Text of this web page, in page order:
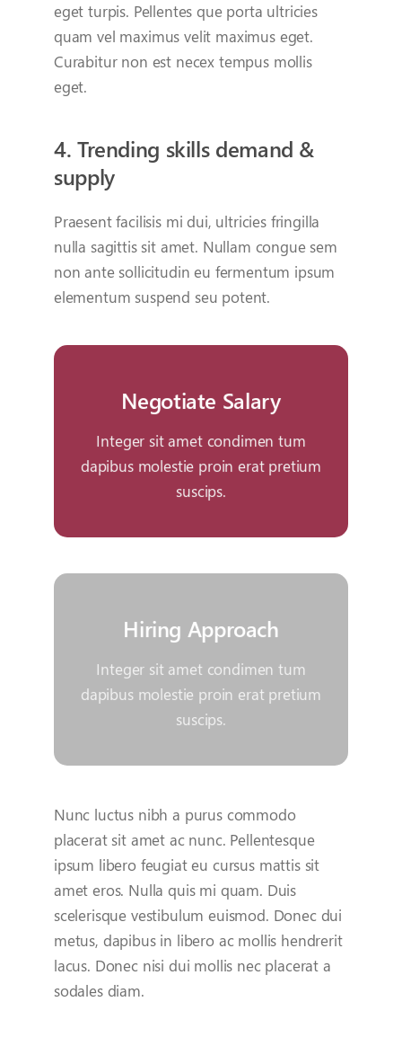
eget turpis. Pellentes que porta ultricies
quam vel maximus velit maximus eget.
Curabitur non est necex tempus mollis
eget.
4. Trending skills demand &
supply
Praesent facilisis mi dui, ultricies fringilla
nulla sagittis sit amet. Nullam congue sem
non ante sollicitudin eu fermentum ipsum
elementum suspend seu potent.
Negotiate Salary
Integer sit amet condimen tum
dapibus molestie proin erat pretium
suscips.
Your Content Goes Here
Hiring Approach
Integer sit amet condimen tum
dapibus molestie proin erat pretium
suscips.
Your Content Goes Here
Nunc luctus nibh a purus commodo
placerat sit amet ac nunc. Pellentesque
ipsum libero feugiat eu cursus mattis sit
amet eros. Nulla quis mi quam. Duis
scelerisque vestibulum euismod. Donec dui
metus, dapibus in libero ac mollis hendrerit
lacus. Donec nisi dui mollis nec placerat a
sodales diam.